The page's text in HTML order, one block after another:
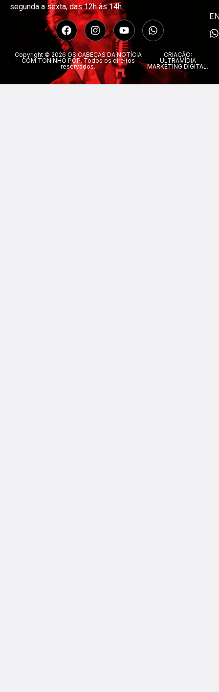
segunda a sexta, das 12h às 14h.
Copyright © 2026 OS CABEÇAS DA NOTÍCIA
COM TONINHO POP. Todos os direitos
reservados.
CRIAÇÃO:
ULTRAMÍDIA
MARKETING DIGITAL.